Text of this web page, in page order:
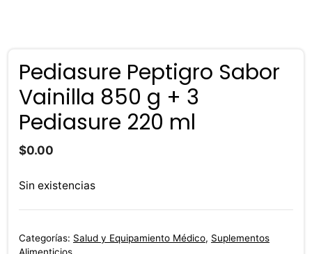
Pediasure Peptigro Sabor
Vainilla 850 g + 3
Pediasure 220 ml
$0.00
Sin existencias
Categorías: Salud y Equipamiento Médico, Suplementos